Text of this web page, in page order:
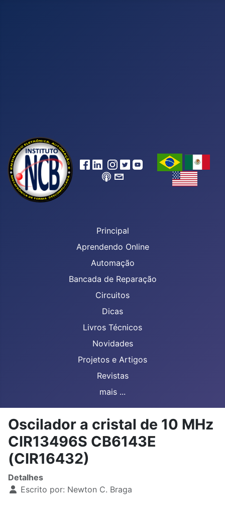
Principal
Aprendendo Online
Automação
Bancada de Reparação
Circuitos
Dicas
Livros Técnicos
Novidades
Projetos e Artigos
Revistas
mais ...
Oscilador a cristal de 10 MHz
CIR13496S CB6143E
(CIR16432)
Detalhes
Escrito por: Newton C. Braga